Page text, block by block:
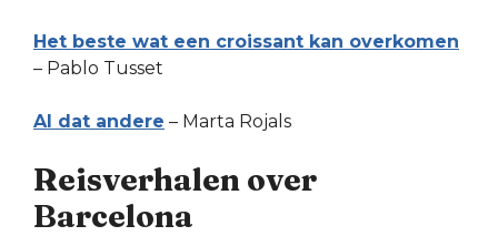
Het beste wat een croissant kan overkomen
– Pablo Tusset
Al dat andere – Marta Rojals
Reisverhalen over
Barcelona